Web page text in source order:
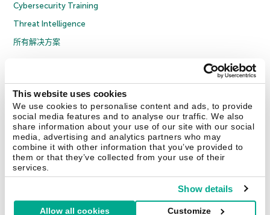
This website uses cookies
We use cookies to personalise content and ads, to provide
social media features and to analyse our traffic. We also
share information about your use of our site with our social
media, advertising and analytics partners who may
combine it with other information that you’ve provided to
them or that they’ve collected from your use of their
services.
Show details
Allow all cookies Customize
Cybersecurity Training
Threat Intelligence
所有解决方案
隐私策略
反腐败政策
许可协议 B2B
京ICP备12053225号
京公网安备 11010102001169号
联系我们 关于我们 合作伙伴 Blog 资源中心 新闻稿
Securelist Eugene Personal Blog